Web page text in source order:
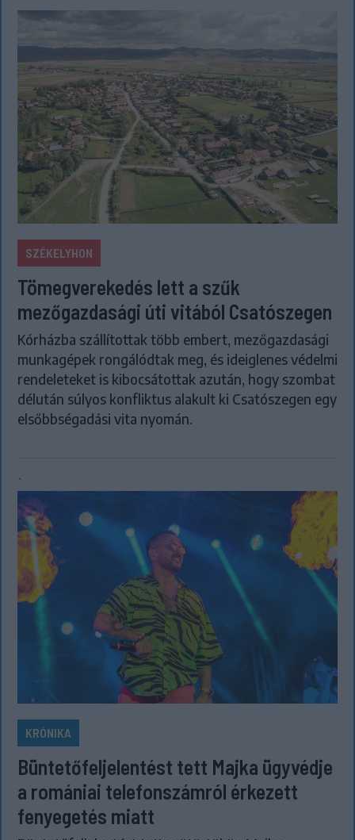
SZÉKELYHON
Tömegverekedés lett a szűk
mezőgazdasági úti vitából Csatószegen
Kórházba szállítottak több embert, mezőgazdasági
munkagépek rongálódtak meg, és ideiglenes védelmi
rendeleteket is kibocsátottak azután, hogy szombat
délután súlyos konfliktus alakult ki Csatószegen egy
elsőbbségadási vita nyomán.
`
KRÓNIKA
Büntetőfeljelentést tett Majka ügyvédje
a romániai telefonszámról érkezett
fenyegetés miatt